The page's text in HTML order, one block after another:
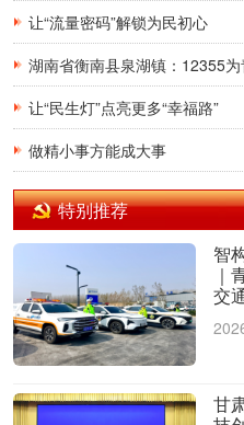
让“流量密码”解锁为民初心
让“民生灯”点亮更多“幸福路”
做精小事方能成大事
特别推荐
智
｜
交
甘